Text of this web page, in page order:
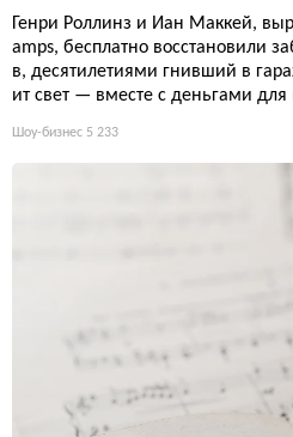
Генри Роллинз и Иан Маккей,
amps, бесплатно восстановили
в, десятилетиями гнивший в
ит свет — вместе с деньгами
Шоу-бизнес 5 233